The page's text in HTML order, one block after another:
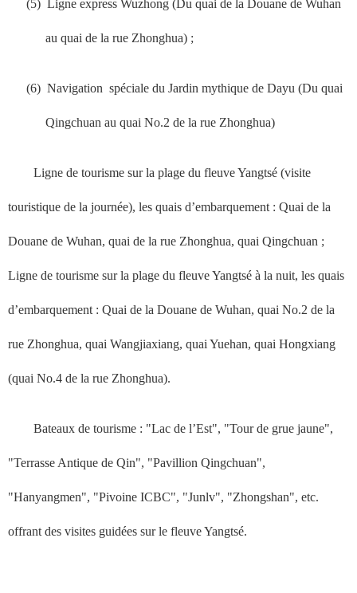
(5) Ligne express Wuzhong (Du quai de la Douane de Wuhan
au quai de la rue Zhonghua) ;
(6) Navigation spéciale du Jardin mythique de Dayu (Du quai
Qingchuan au quai No.2 de la rue Zhonghua)
Ligne de tourisme sur la plage du fleuve Yangtsé (visite
touristique de la journée), les quais d’embarquement : Quai de la
Douane de Wuhan, quai de la rue Zhonghua, quai Qingchuan ;
Ligne de tourisme sur la plage du fleuve Yangtsé à la nuit, les quais
d’embarquement : Quai de la Douane de Wuhan, quai No.2 de la
rue Zhonghua, quai Wangjiaxiang, quai Yuehan, quai Hongxiang
(quai No.4 de la rue Zhonghua).
Bateaux de tourisme : "Lac de l’Est", "Tour de grue jaune",
"Terrasse Antique de Qin", "Pavillion Qingchuan",
"Hanyangmen", "Pivoine ICBC", "Junlv", "Zhongshan", etc.
offrant des visites guidées sur le fleuve Yangtsé.